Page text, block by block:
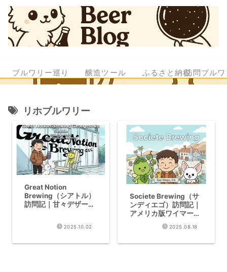
ブルワリー巡り 醸造ツール ふるさと納税訪問ブル
リホブルワリー
Great Notion
Brewing（シアトル）
訪問記｜甘々デザート
2025.10.02
Societe Brewing（サ
ンディエゴ）訪問記｜
アメリカ版ワイマーケ
ットと呼ぶ理由
2025.08.18